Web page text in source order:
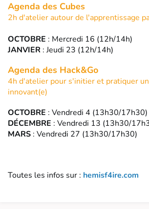
Agenda des Cubes
2h d'atelier autour de l'apprentissage
OCTOBRE : Mercredi 16 (12h/14h)
JANVIER : Jeudi 23 (12h/14h)
Agenda des Hack&Go
4h d'atelier pour s'initier et pratiquer
innovant(e)
OCTOBRE : Vendredi 4 (13h30/17h30)
DÉCEMBRE : Vendredi 13 (13h30/
MARS : Vendredi 27 (13h30/17h30)
Toutes les infos sur : hemisf4ire.com